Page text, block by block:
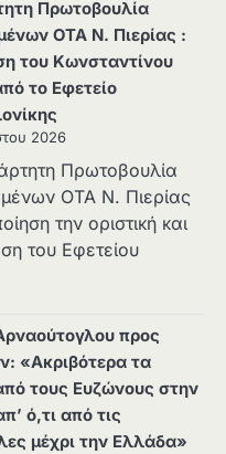
Πρωτοβουλία
ΟΤΑ Ν. Πιερίας :
του Κωνσταντίνου
το Εφετείο
2026
Πρωτοβουλία
ΟΤΑ Ν. Πιερίας
την οριστική και
του Εφετείου
προς
«Ακριβότερα τα
τους Ευζώνους στην
ό,τι από τις
μέχρι την Ελλάδα»